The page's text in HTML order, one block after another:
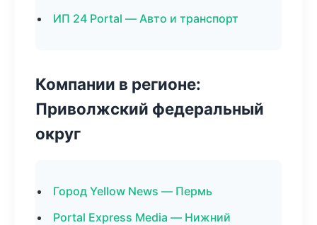
ИП 24 Portal — Авто и транспорт
Компании в регионе:
Приволжский федеральный
округ
Город Yellow News — Пермь
Portal Express Media — Нижний